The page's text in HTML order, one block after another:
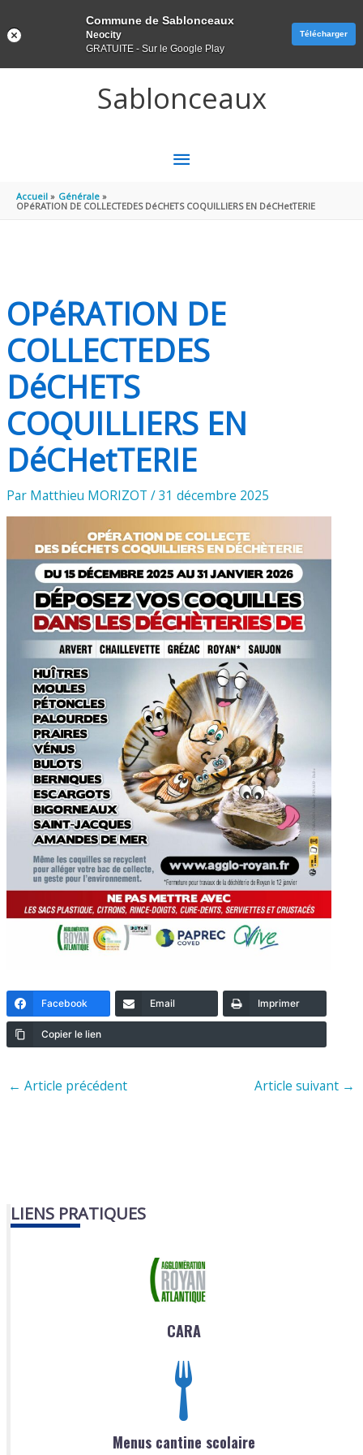
Sablonceaux
MENU
PRINCIPAL
Accueil
Générale
OPéRATION DE COLLECTEDES DéCHETS COQUILLIERS EN DéCHetTERIE
OPéRATION DE
COLLECTEDES
DéCHETS
COQUILLIERS EN
DéCHetTERIE
Par Matthieu MORIZOT/31 décembre 2025
Facebook Email Imprimer
Copier le lien
← Article précédent Article suivant →
LIENS PRATIQUES
CARA
Menus cantine scolaire
Commune de Sablonceaux
Neocity
GRATUITE - Sur le Google Play
Télécharger